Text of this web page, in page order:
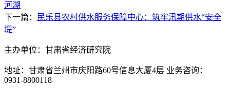
河湖
下一篇：
民乐县农村供水服务保障中心：筑牢汛期供水“安全
堤”
主办单位：甘肃省经济研究院
地址：甘肃省兰州市庆阳路60号信息大厦4层 业务咨询：
0931-8800118